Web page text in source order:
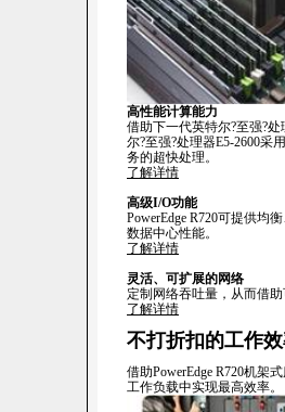
高性能计算能力
借助下一代英特尔?至强?
尔?至强?处理器E5-2600采
务的超快处理。
了解详情
高级I/O功能
PowerEdge R720可提供均
数据中心性能。
了解详情
灵活、可扩展的网络
定制网络吞吐量，从而借
了解详情
不打折扣的工作
借助PowerEdge R720机架
工作负载中实现最高效率。